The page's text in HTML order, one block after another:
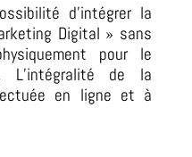
d’intégrer la
Digital » sans
pour le
L’intégralité de la
en ligne et à